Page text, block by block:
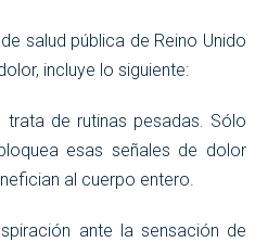
salud pública de Reino Unido
incluye lo siguiente:
trata de rutinas pesadas. Sólo
esas señales de dolor
al cuerpo entero.
ante la sensación de